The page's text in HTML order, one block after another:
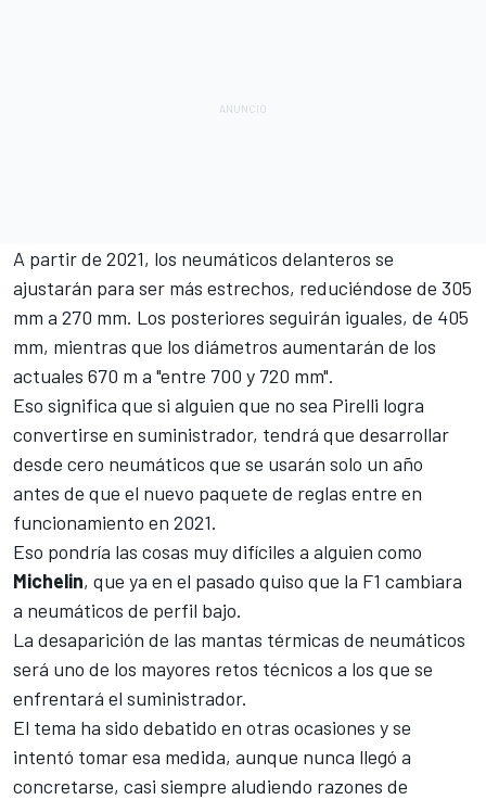
A partir de 2021, los neumáticos delanteros se
ajustarán para ser más estrechos, reduciéndose de 305
mm a 270 mm. Los posteriores seguirán iguales, de 405
mm, mientras que los diámetros aumentarán de los
actuales 670 m a "entre 700 y 720 mm".
Eso significa que si alguien que no sea Pirelli logra
convertirse en suministrador, tendrá que desarrollar
desde cero neumáticos que se usarán solo un año
antes de que el nuevo paquete de reglas entre en
funcionamiento en 2021.
Eso pondría las cosas muy difíciles a alguien como
Michelin, que ya en el pasado quiso que la F1 cambiara
a neumáticos de perfil bajo.
La desaparición de las mantas térmicas de neumáticos
será uno de los mayores retos técnicos a los que se
enfrentará el suministrador.
El tema ha sido debatido en otras ocasiones y se
intentó tomar esa medida, aunque nunca llegó a
concretarse, casi siempre aludiendo razones de